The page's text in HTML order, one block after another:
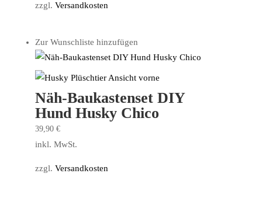
zzgl. Versandkosten
Zur Wunschliste hinzufügen
Näh-Baukastenset DIY
Hund Husky Chico
39,90 €
inkl. MwSt.
zzgl. Versandkosten